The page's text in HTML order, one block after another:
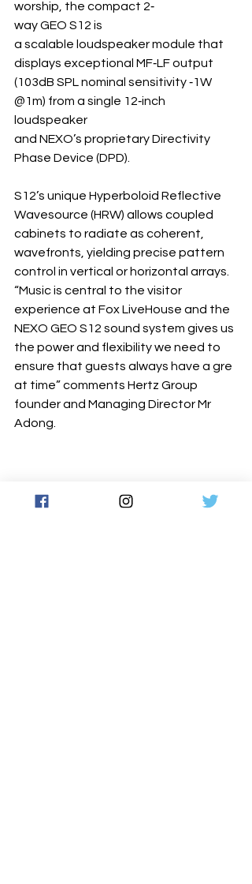
worship, the compact 2‐
way GEO S12 is
a scalable loudspeaker module that
displays exceptional MF‐LF output
(103dB SPL nominal sensitivity ‐1W
@1m) from a single 12‐inch
loudspeaker
and NEXO’s proprietary Directivity
Phase Device (DPD).
S12’s unique Hyperboloid Reflective
Wavesource (HRW) allows coupled
cabinets to radiate as coherent,
wavefronts, yielding precise pattern
control in vertical or horizontal arrays.
“Music is central to the visitor
experience at Fox LiveHouse and the
NEXO GEO S12 sound system gives us
the power and flexibility we need to
ensure that guests always have a gre
at time” comments Hertz Group
founder and Managing Director Mr
Adong.